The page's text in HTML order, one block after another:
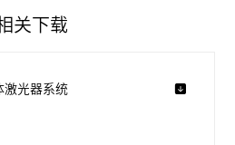
关下载
激光器系统